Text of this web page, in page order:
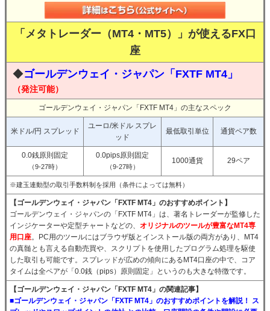
「メタトレーダー（MT4・MT5）」が使えるFX口
座
◆ゴールデンウェイ・ジャパン「FXTF MT4」
（発注可能）
ゴールデンウェイ・ジャパン「FXTF MT4」の主なスペック
米ドル/円 スプレッド
ユーロ/米ドル スプレ
ッド
最低取引単位 通貨ペア数
0.0銭原則固定
（9-27時）
0.0pips原則固定
（9-27時）
1000通貨 29ペア
※建玉連動型の取引手数料制を採用（条件によっては無料）
【ゴールデンウェイ・ジャパン「FXTF MT4」のおすすめポイント】
ゴールデンウェイ・ジャパンの「FXTF MT4」は、著名トレーダーが監修した
インジケーターや定型チャートなどの、 オリジナルのツールが豊富なMT4専
用口座。PC用のツールにはブラウザ版とインストール版の両方があり、MT4
の真髄とも言える自動売買や、スクリプトを使用したプログラム処理を駆使
した取引も可能です。スプレッドが広めの傾向にあるMT4口座の中で、コア
タイムは全ペアが「0.0銭（pips）原則固定」というのも大きな特徴です。
【ゴールデンウェイ・ジャパン「FXTF MT4」の関連記事】
■ゴールデンウェイ・ジャパン「FXTF MT4」のおすすめポイントを解説！ ス